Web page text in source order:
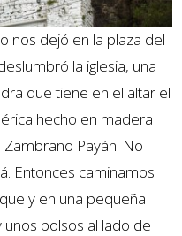
nos dejó en la plaza del
la iglesia, una
que tiene en el altar el
hecho en madera
Payán. No
Entonces caminamos
y en una pequeña
bolsos al lado de